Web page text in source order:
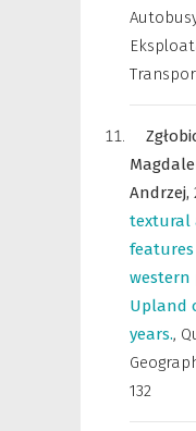
Andrzej,
textural
Upland
years.,
132